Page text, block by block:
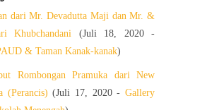
dari Mr. Devadutta Maji dan Mr. &
Khubchandani (Juli 18, 2020 -
& Taman Kanak-kanak)
Rombongan Pramuka dari New
(Perancis) (Juli 17, 2020 -Gallery